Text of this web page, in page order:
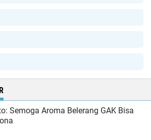
Semoga Aroma Belerang GAK Bisa